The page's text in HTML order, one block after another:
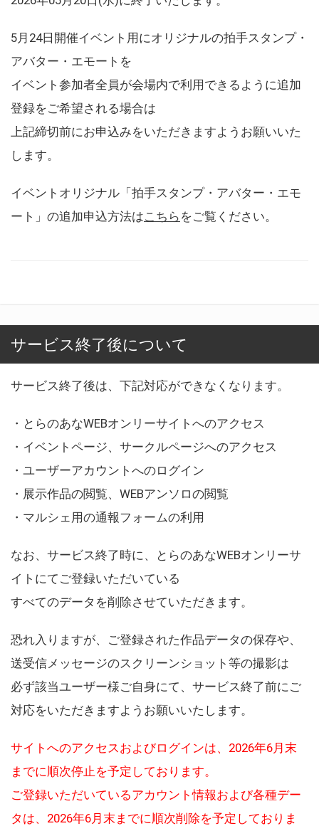
5月24日開催イベント用にオリジナルの拍手スタンプ・
アバター・エモートを
イベント参加者全員が会場内で利用できるように追加
登録をご希望される場合は
上記締切前にお申込みをいただきますようお願いいた
します。
イベントオリジナル「拍手スタンプ・アバター・エモ
ート」の追加申込方法はこちら をご覧ください。
サービス終了後について
サービス終了後は、下記対応ができなくなります。
・とらのあなWEBオンリーサイトへのアクセス
・イベントページ、サークルページへのアクセス
・ユーザーアカウントへのログイン
・展示作品の閲覧、WEBアンソロの閲覧
・マルシェ用の通報フォームの利用
なお、サービス終了時に、とらのあなWEBオンリーサ
イトにてご登録いただいている
すべてのデータを削除させていただきます。
恐れ入りますが、ご登録された作品データの保存や、
送受信メッセージのスクリーンショット等の撮影は
必ず該当ユーザー様ご自身にて、サービス終了前にご
対応をいただきますようお願いいたします。
サイトへのアクセスおよびログインは、2026年6月末
までに順次停止を予定しております。
ご登録いただいているアカウント情報および各種デー
タは、2026年6月末までに順次削除を予定しておりま